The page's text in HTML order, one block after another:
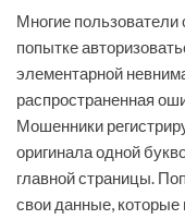
Многие
попытке
элементарной
распространенная
Мошенники
оригинала одной
главной страницы.
свои данные,